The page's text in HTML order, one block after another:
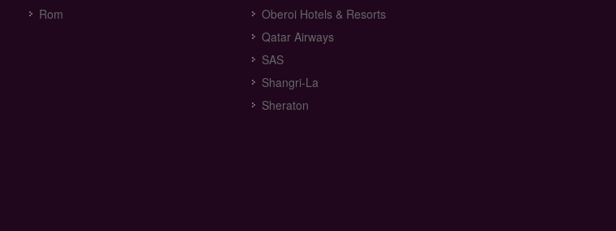
Rom
Oberoi Hotels & Resorts
Qatar Airways
SAS
Shangri-La
Sheraton